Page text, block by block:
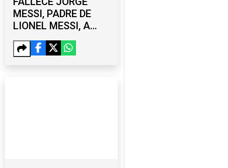
MESSI, PADRE DE
LIONEL MESSI, A
LOS 68 AÑOS TRAS
ATRAVESAR UNA